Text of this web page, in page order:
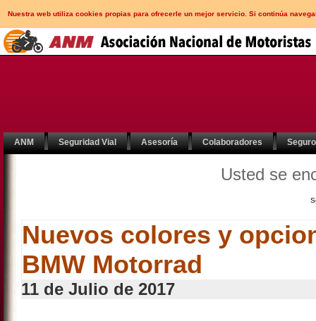
Nuestra web utiliza cookies propias para ofrecerle un mejor servicio. Si continúa
ANM Seguridad Vial Asesoría Colaboradores
Usted se
Nuevos colores y
BMW Motorrad
11 de Julio de 2017